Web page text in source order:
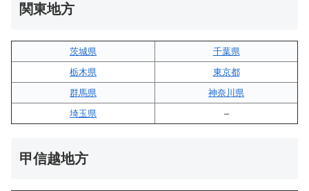
関東地方
茨城県
千葉県
栃木県
東京都
群馬県
神奈川県
埼玉県
–
甲信越地方